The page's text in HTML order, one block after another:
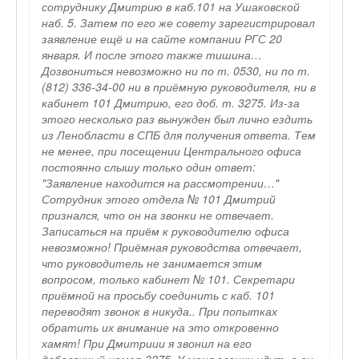
сотруднику Дмитрию в каб.101 на Ушаковской
наб. 5. Затем по его же совету зарегистрировал
заявление ещё и на сайте компании РГС 20
января. И после этого также тишина…
Дозвониться невозможно ни по т. 0530, ни по т.
(812) 336-34-00 ни в приёмную руководителя, ни в
кабинет 101 Дмитрию, его доб. т. 3275. Из-за
этого несколько раз вынужден был лично ездить
из Ленобласти в СПБ для получения ответа. Тем
не менее, при посещении Центрального офиса
постоянно слышу только один ответ:
"Заявление находится на рассмотрении…"
Сотрудник этого отдела № 101 Дмитрий
признался, что он на звонки не отвечает.
Записаться на приём к руководителю офиса
невозможно! Приёмная руководства отвечает,
что руководитель не занимается этим
вопросом, только кабинет № 101. Секретари
приёмной на просьбу соединить с каб. 101
переводят звонок в никуда.. При попытках
обратить их внимание на это откровенно
хамят! При Дмитриии я звонил на его